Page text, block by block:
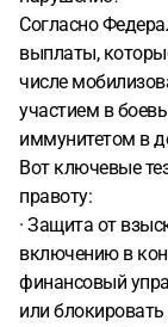
Согласно
выплаты,
числе
участием в
иммунитетом в
Вот ключевые
правоту:
· Защита от
включению в
финансовый
или